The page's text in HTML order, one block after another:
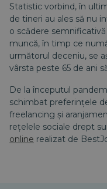
Statistic vorbind, în
de tineri au ales să nu
o scădere
muncă, în timp ce
următorul deceniu, se
vârsta peste 65 de ani
De la începutul
schimbat preferințele
freelancing și
rețelele sociale drept
online realizat de